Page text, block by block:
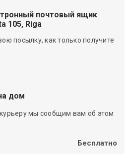
почтовый ящик
105, Riga
посылку, как только получите
дом
мы сообщим вам об этом
Бесплатно